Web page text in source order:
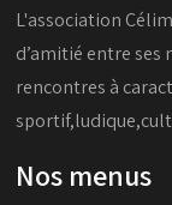
L'association
d’amitié entre
rencontres à
Nos menus